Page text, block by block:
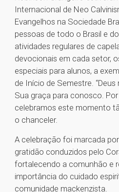
Internacional de Neo
Evangelhos na Sociedade
pessoas de todo o Brasil e
atividades regulares de
devocionais em cada setor,
especiais para alunos, a
de Início de Semestre.
Sua graça para conosco.
celebramos este momento
o chanceler.
A celebração foi marcada
gratidão conduzidos pelo
fortalecendo a comunhão e
importância do cuidado
comunidade mackenzista.